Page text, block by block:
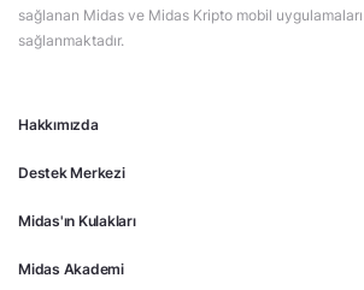
Hakkımızda
Destek Merkezi
Midas'ın Kulakları
Midas Akademi
sağlanan Midas ve Midas Kripto mobil
sağlanmaktadır.